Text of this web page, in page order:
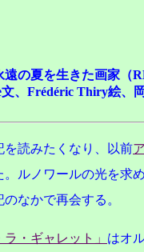
の夏を生きた画家（
文、Frédéric Thiry絵、
を読みたくなり、以前
。ルノワールの光を求
なかで再会する。
ラ・ギャレット」 はオ